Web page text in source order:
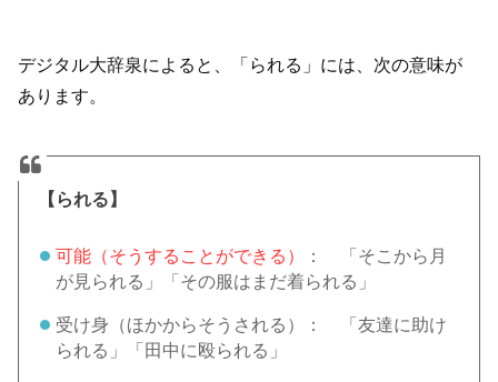
デジタル大辞泉によると、「られる」には、次の意味が
あります。
【られる】
可能（そうすることができる）
： 「そこから月
が見られる」「その服はまだ着られる」
受け身（ほかからそうされる）： 「友達に助け
られる」「田中に殴られる」